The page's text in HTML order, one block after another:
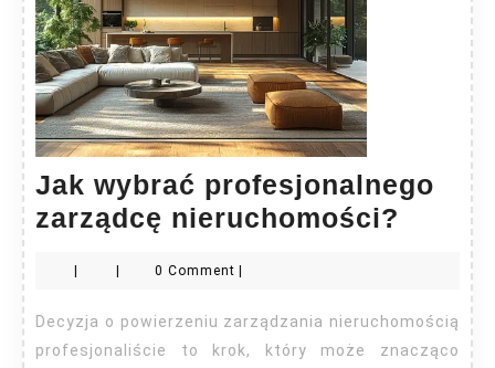
Jak wybrać profesjonalnego
zarządcę nieruchomości?
| | 0 Comment |
Decyzja o powierzeniu zarządzania nieruchomością
profesjonaliście to krok, który może znacząco